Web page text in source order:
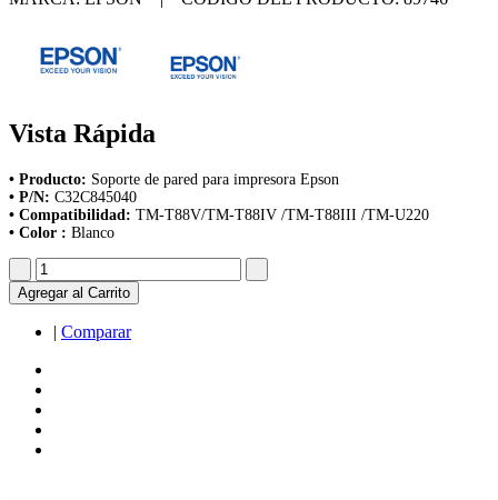
Vista Rápida
• Producto: Soporte de pared para impresora Epson
• P/N: C32C845040
• Compatibilidad: TM-T88V/TM-T88IV /TM-T88III /TM-U220
• Color : Blanco
Agregar al Carrito
| Comparar